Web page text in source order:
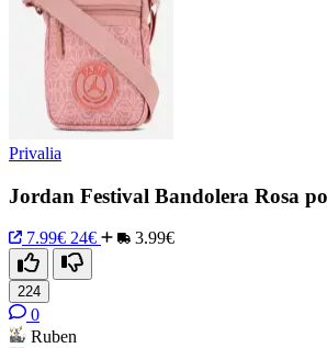
Privalia
Jordan Festival Bandolera Rosa
7.99€ 24€ 3.99€
224
0
Ruben